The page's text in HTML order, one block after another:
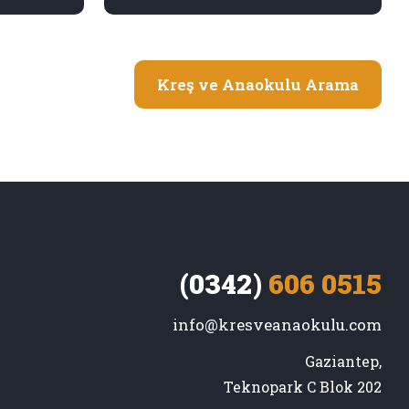
Kreş ve Anaokulu Arama
(0342) 606 0515
info@kresveanaokulu.com
Gaziantep,
Teknopark C Blok 202